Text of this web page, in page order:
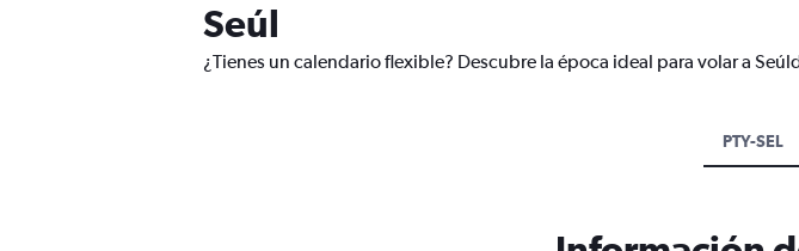
Seúl
¿Tienes un calendario flexible? Descubre la época ideal para volar a
PTY-SEL